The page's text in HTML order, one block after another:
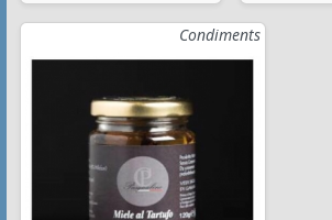
Condiments